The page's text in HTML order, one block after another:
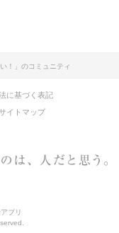
い！」のコミュニティ
に基づく表記
サイトマップ
プリ